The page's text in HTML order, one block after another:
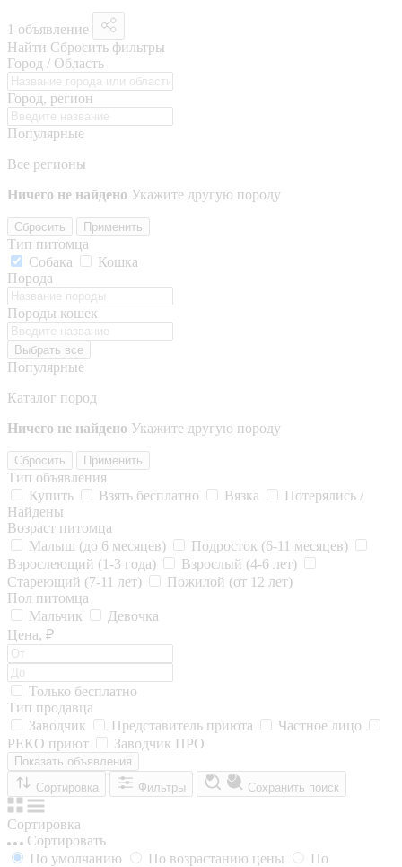
1 объявление
Найти Сбросить фильтры
Город / Область
Город, регион
Популярные
Все регионы
Ничего не найдено Укажите другую породу
Сбросить Применить
Тип питомца
Собака
Кошка
Порода
Породы кошек
Выбрать все
Популярные
Каталог пород
Ничего не найдено Укажите другую породу
Сбросить Применить
Тип объявления
Купить
Взять бесплатно Вязка
Потерялись /
Найдены
Возраст питомца
Малыш (до 6 месяцев)
Подросток (6-11 месяцев)
Взрослеющий (1-3 года)
Взрослый (4-6 лет)
Стареющий (7-11 лет)
Пожилой (от 12 лет)
Пол питомца
Мальчик
Девочка
Цена, ₽
Только бесплатно
Тип продавца
Заводчик
Представитель приюта
Частное лицо
РЕКО приют
Заводчик ПРО
Показать объявления
Сортировка
Фильтры Сохранить поиск
Сортировка
Сортировать
По умолчанию
По возрастанию цены
По